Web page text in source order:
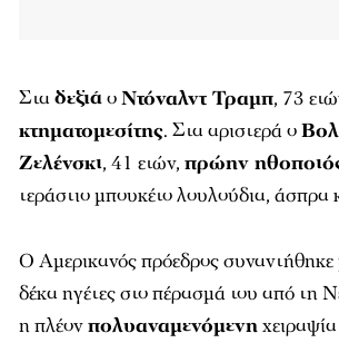
ΣταδεξιάοΝτόναλντ Τραμπ, 73
κτηματομεσίτης. Στα αριστερά ο
Ζελένσκι, 41 ετών, πρώην
τεράστιο μπουκέτο λουλούδια, άσπρα
Ο Αμερικανός πρόεδρος
δέκα ηγέτες στο πέρασμά του από τη
η πλέονπολυαναμενόμενη